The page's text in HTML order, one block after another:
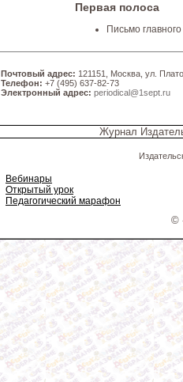
Первая полоса
Письмо
Почтовый адрес: 121151, Москва, ул.
Телефон: +7 (495) 637-82-73
Электронный адрес: periodical@1sept.ru
Журнал
Вебинары
Открытый урок
Педагогический марафон
©